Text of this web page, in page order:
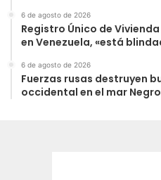
6 de agosto de 2026
Registro Único de
en Venezuela, «está
6 de agosto de 2026
Fuerzas rusas destruyen
occidental en el mar Negro